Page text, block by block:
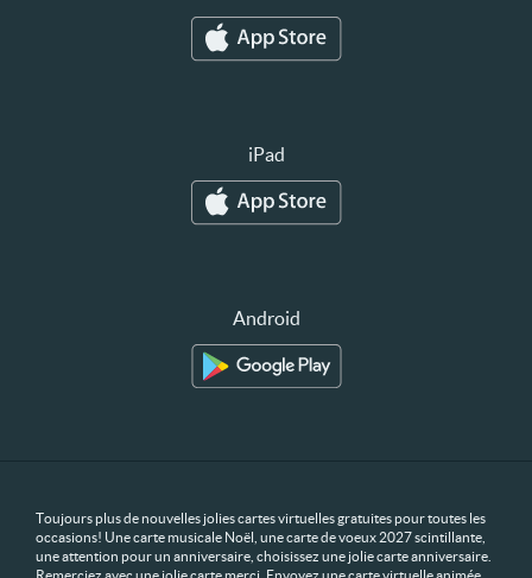
iPad
Android
Toujours plus de nouvelles jolies cartes virtuelles gratuites pour toutes les
occasions! Une carte musicale Noël, une carte de voeux 2027 scintillante,
une attention pour un anniversaire, choisissez une jolie carte anniversaire.